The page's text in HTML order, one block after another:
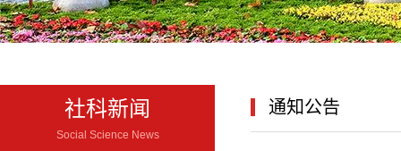
社科新闻
Social Science News
通知公告